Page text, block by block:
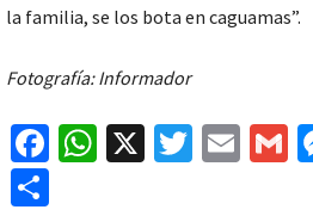
la familia, se los bota en caguamas”.
Fotografía: Informador
Fa W X
T
E
G